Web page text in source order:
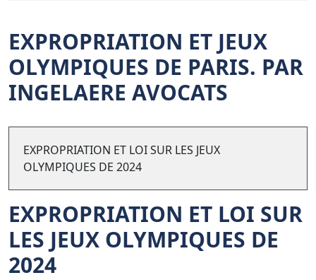
EXPROPRIATION ET JEUX
OLYMPIQUES DE PARIS. PAR
INGELAERE AVOCATS
EXPROPRIATION ET LOI SUR LES JEUX
OLYMPIQUES DE 2024
EXPROPRIATION ET LOI SUR
LES JEUX OLYMPIQUES DE
2024